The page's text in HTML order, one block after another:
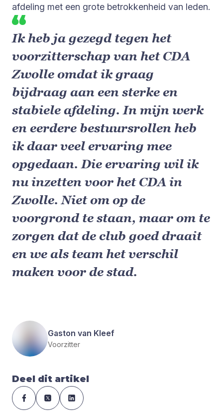
afdeling met een grote betrokkenheid van leden.
Ik heb ja gezegd tegen het
voorzitterschap van het CDA
Zwolle omdat ik graag
bijdraag aan een sterke en
stabiele afdeling. In mijn werk
en eerdere bestuursrollen heb
ik daar veel ervaring mee
opgedaan. Die ervaring wil ik
nu inzetten voor het CDA in
Zwolle. Niet om op de
voorgrond te staan, maar om te
zorgen dat de club goed draait
en we als team het verschil
maken voor de stad.
Gaston van Kleef
Voorzitter
Deel dit artikel